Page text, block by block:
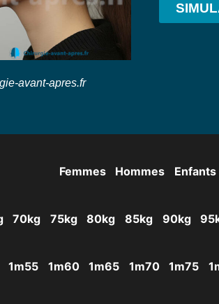
avant-apres.fr
Femmes Hommes Enfants
70kg 75kg 80kg 85kg 90kg
1m55 1m60 1m65 1m70 1m75